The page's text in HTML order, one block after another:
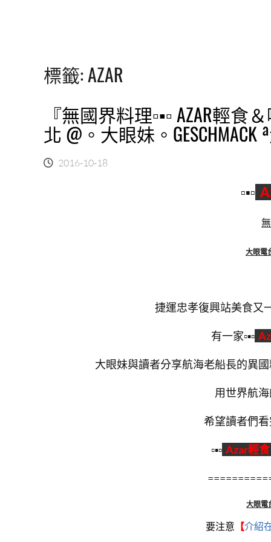
標籤:AZAR
『無國界料理▫▪▫ AZAR輕
北 @。大眼妹。GESCHMACK
2016-10-18
▫▪▫
大眼電
捷運忠孝復興站美食又
有一家▫▪▫
大眼妹與讀者分享航海老船長的異
用世界航
希望讀者們
▫▪▫ Azar輕
大眼電
要注意 【介紹